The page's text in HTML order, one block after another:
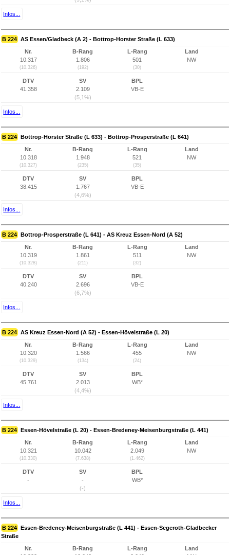
Infos...
B 224 AS Essen/Gladbeck (A 2) - Bottrop-Horster Straße (L 633)
Nr.
10.317
(10.326)
B-Rang
1.806
(192)
L-Rang
501
(30)
Land
NW
DTV
41.358
SV
2.109
(5,1%)
BPL
VB-E
Infos...
B 224 Bottrop-Horster Straße (L 633) - Bottrop-Prosperstraße (L 641)
Nr.
10.318
(10.327)
B-Rang
1.948
(235)
L-Rang
521
(35)
Land
NW
DTV
38.415
SV
1.767
(4,6%)
BPL
VB-E
Infos...
B 224 Bottrop-Prosperstraße (L 641) - AS Kreuz Essen-Nord (A 52)
Nr.
10.319
(10.328)
B-Rang
1.861
(211)
L-Rang
511
(32)
Land
NW
DTV
40.240
SV
2.696
(6,7%)
BPL
VB-E
Infos...
B 224 AS Kreuz Essen-Nord (A 52) - Essen-Hövelstraße (L 20)
Nr.
10.320
(10.329)
B-Rang
1.566
(134)
L-Rang
455
(24)
Land
NW
DTV
45.761
SV
2.013
(4,4%)
BPL
WB*
Infos...
B 224 Essen-Hövelstraße (L 20) - Essen-Bredeney-Meisenburgstraße (L 441)
Nr.
10.321
(10.330)
B-Rang
10.042
(7.638)
L-Rang
2.049
(1.462)
Land
NW
DTV
-
SV
-
(-)
BPL
WB*
Infos...
B 224 Essen-Bredeney-Meisenburgstraße (L 441) - Essen-Segeroth-Gladbecker
Straße
Nr.
B-Rang
L-Rang
Land